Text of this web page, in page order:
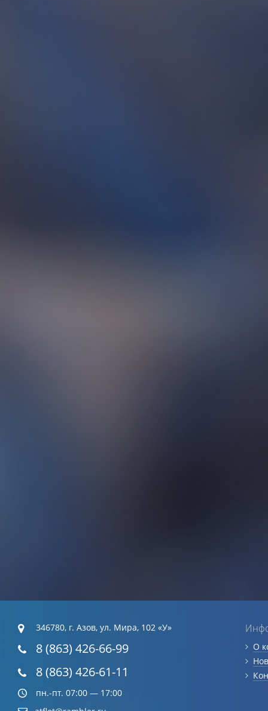
346780, г. Азов, ул. Мира, 102 «У»
8 (863) 426-66-99
8 (863) 426-61-11
пн.-пт. 07:00 — 17:00
О